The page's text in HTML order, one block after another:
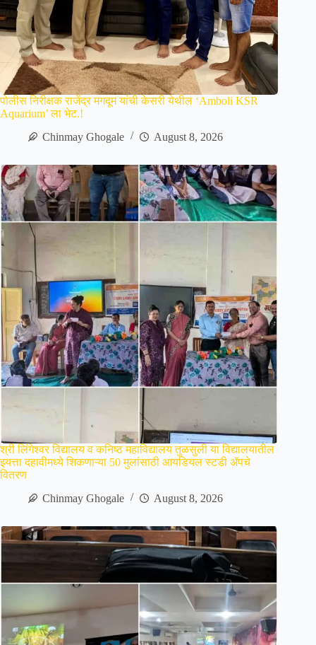
पोलीस निरीक्षक राजेंद्र मगदूम यांची केसरी येथील ‘Amboli KSR
Aquarium’ ला भेट.!
Chinmay Ghogale
August 8, 2026
श्री लिंगेश्वर विद्यालय व कनिष्ठ महाविद्यालय तुळसुली या विद्यालयातील
इयत्ता दहावीमध्ये शिकणाऱ्या 50 मुलांसाठी आयडियल स्टडी ॲपचे
वितरण
Chinmay Ghogale
August 8, 2026